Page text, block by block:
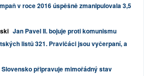
v roce 2016 úspěšně zmanipulovala 3,5
Jan Pavel II. bojuje proti komunismu
listů 321. Pravičáci jsou vyčerpaní, a
připravuje mimořádný stav